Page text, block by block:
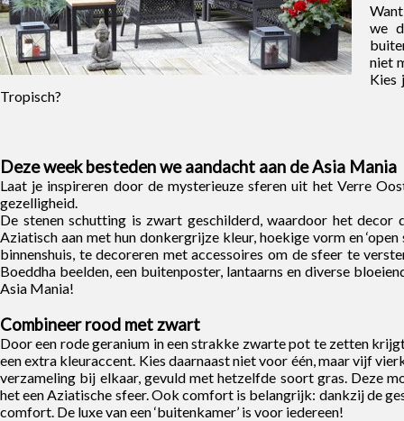
we
niet
Kies
Tropisch?
Deze week besteden we aandacht aan de Asia Mania
Laat je inspireren door de mysterieuze sferen uit het Verre
gezelligheid.
De stenen schutting is zwart geschilderd, waardoor het decor
Aziatisch aan met hun donkergrijze kleur, hoekige vorm en
binnenshuis, te decoreren met accessoires om de sfeer te
Boeddha beelden, een buitenposter, lantaarns en diverse
Asia Mania!
Combineer rood met zwart
Door een rode geranium in een strakke zwarte pot te zetten
een extra kleuraccent. Kies daarnaast niet voor één, maar vijf
verzameling bij elkaar, gevuld met hetzelfde soort gras. Deze
het een Aziatische sfeer. Ook comfort is belangrijk: dankzij de
comfort. De luxe van een ‘buitenkamer’ is voor iedereen!